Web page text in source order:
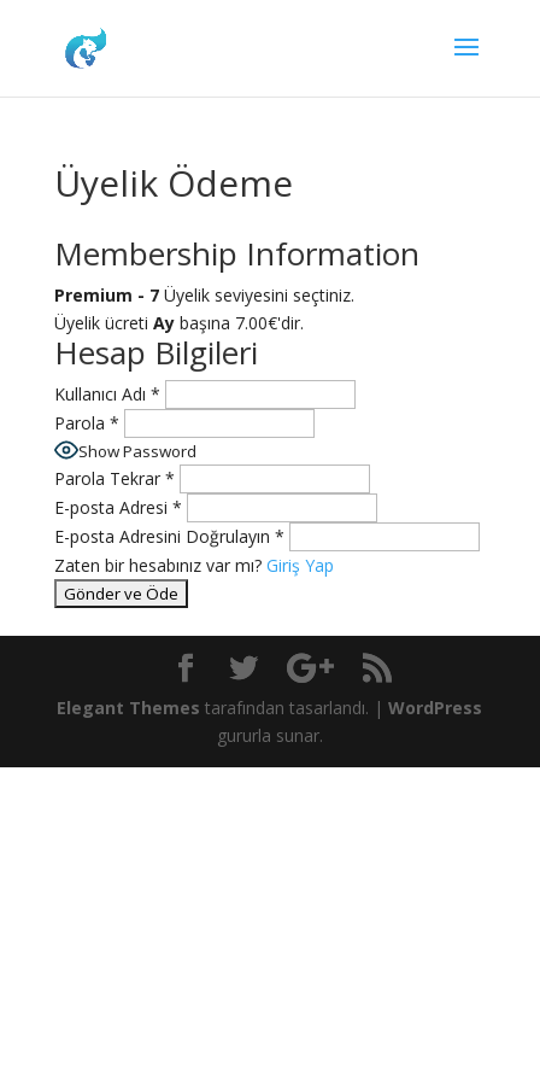
Üyelik Ödeme
Membership Information
Premium - 7Üyelik seviyesini seçtiniz.
Üyelik ücreti Aybaşına 7.00€'dir.
Hesap Bilgileri
Kullanıcı Adı *
Parola *
Show Password
Parola Tekrar *
E-posta Adresi *
E-posta Adresini Doğrulayın *
Zaten bir hesabınız var mı? Giriş Yap
Elegant Themes tarafından tasarlandı. |WordPress
gururla sunar.